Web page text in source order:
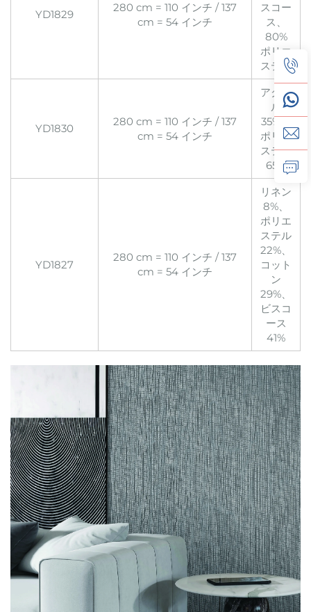
YD1829
280 cm = 110 インチ / 137
cm = 54 インチ
スコー
ス、
80%
ポリエ
ステル
YD1830
280 cm = 110 インチ / 137
cm = 54 インチ
アクリ
ル
35%、
ポリエ
ステル
65%
YD1827
280 cm = 110 インチ / 137
cm = 54 インチ
リネン
8%、
ポリエ
ステル
22%、
コット
ン
29%、
ビスコ
ース
41%